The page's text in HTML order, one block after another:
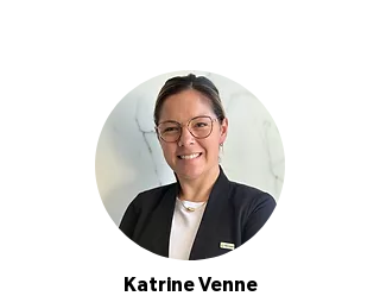
Katrine Venne